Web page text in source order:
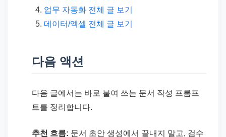
업무 자동화 전체 글 보기
데이터/엑셀 전체 글 보기
다음 액션
다음 글에서는 바로 붙여 쓰는 문서 작성 프롬프
트를 정리합니다.
추천 흐름: 문서 초안 생성에서 끝내지 말고, 검수